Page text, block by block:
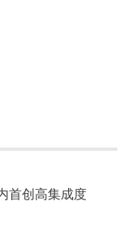
首创高集成度